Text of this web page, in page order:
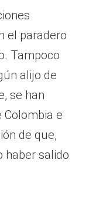
el paradero
Tampoco
alijo de
se han
Colombia e
de que,
haber salido